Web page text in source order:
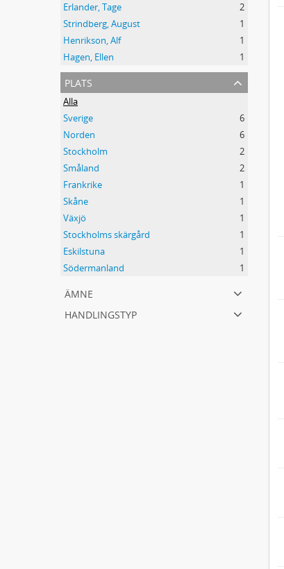
Erlander, Tage
2
Strindberg, August
1
Henrikson, Alf
1
Hagen, Ellen
1
plats
Alla
Sverige
6
Norden
6
Stockholm
2
Småland
2
Frankrike
1
Skåne
1
Växjö
1
Stockholms skärgård
1
Eskilstuna
1
Södermanland
1
ämne
handlingstyp